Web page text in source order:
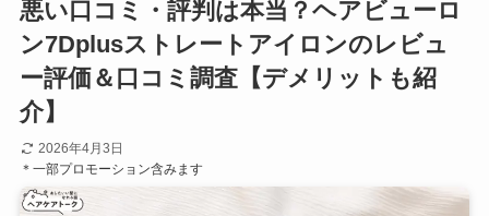
悪い口コミ・評判は本当？ヘアビューロ
ン7Dplusストレートアイロンのレビュ
ー評価＆口コミ調査【デメリットも紹
介】
2026年4月3日
＊一部プロモーション含みます